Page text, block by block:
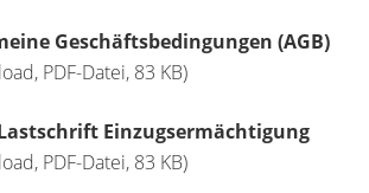
Geschäftsbedingungen (AGB)
PDF-Datei, 83 KB)
Lastschrift Einzugsermächtigung
PDF-Datei, 83 KB)